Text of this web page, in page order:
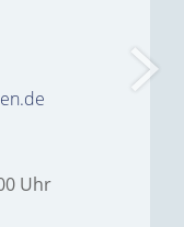
Uhr